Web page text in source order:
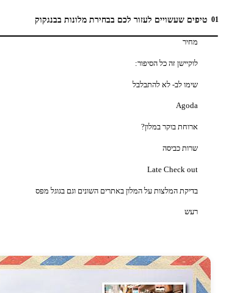
01 טיפים שעשויים לעזור לכם בבחירת מלונות בבנגקוק
מחיר
לוקיישן זה כל הסיפור:
שימו לב- לא להתבלבל
Agoda
ארוחת בוקר במלון?
שרות כביסה
Late Check out
בדיקת המלצות על המלון באתרים השונים וגם בגוגל מפס
רעש